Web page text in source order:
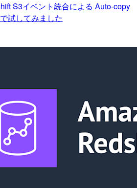
S3イベント統合による Auto-copy
試してみました